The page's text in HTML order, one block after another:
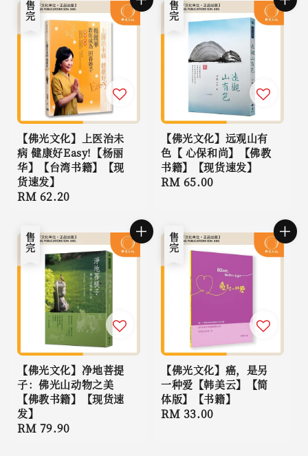
售完
【佛光文化】上医治未
病 健康好Easy!【杨丽
华】【台湾书籍】【现
货速发】
Regular
RM 62.20
售完
【佛光文化】远观山有
色【 心保和尚】【佛教
书籍】【现货速发】
Regular
RM 65.00
售完
【佛光文化】净地菩提
子：佛光山动物之美
【佛教书籍】【现货速
发】
Regular
RM 79.90
售完
【佛光文化】癌，是另
一种爱【韩美云】【简
体版】【书籍】
Regular
RM 33.00